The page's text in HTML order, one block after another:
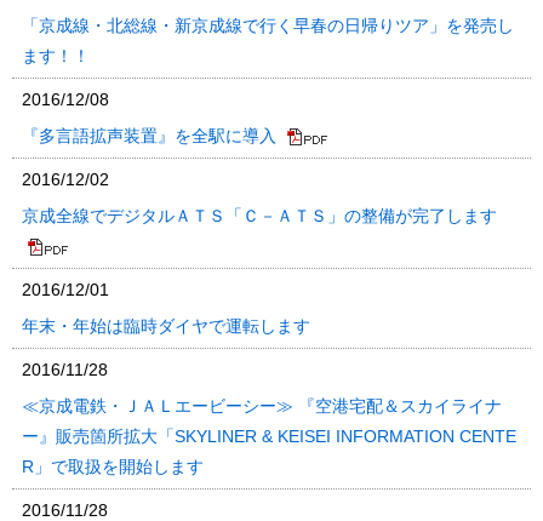
「京成線・北総線・新京成線で行く早春の日帰りツア」を発売し
ます！！
2016/12/08
『多言語拡声装置』を全駅に導入
2016/12/02
京成全線でデジタルＡＴＳ「Ｃ－ＡＴＳ」の整備が完了します
2016/12/01
年末・年始は臨時ダイヤで運転します
2016/11/28
≪京成電鉄・ＪＡＬエービーシー≫ 『空港宅配＆スカイライナ
ー』販売箇所拡大「SKYLINER & KEISEI INFORMATION CENTE
R」で取扱を開始します
2016/11/28